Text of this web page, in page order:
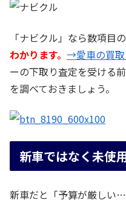
「ナビクル」なら数項目
わかります。 →愛車の買取
ーの下取り査定を受ける
を調べておきましょう。
新車ではなく未使
新車だと「予算が厳しい